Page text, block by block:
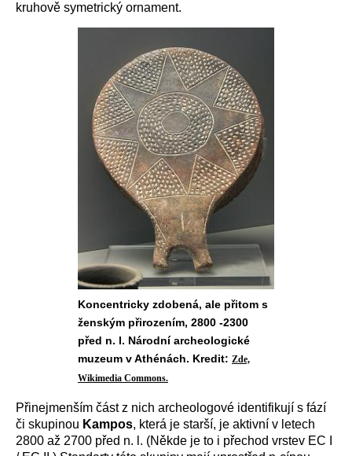
kruhově symetrický ornament.
Koncentricky zdobená, ale přitom s
ženským přirozením, 2800 -2300
před n. l. Národní archeologické
muzeum v Athénách. Kredit: Zde,
Wikimedia Commons.
Přinejmenším část z nich archeologové identifikují s fází
či skupinou Kampos, která je starší, je aktivní v letech
2800 až 2700 před n. l. (Někde je to i přechod vrstev EC I